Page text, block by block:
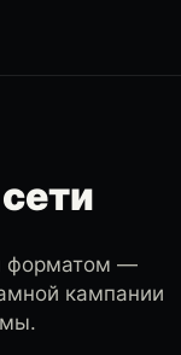
форматом —
кампании